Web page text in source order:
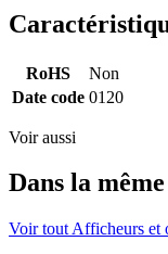
RoHS
Non
Date code 0120
Voir aussi
Dans la
Voir tout Afficheurs et